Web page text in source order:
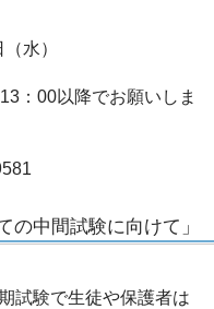
水）
：00以降でお願いしま
の中間試験に向けて」
試験で生徒や保護者は